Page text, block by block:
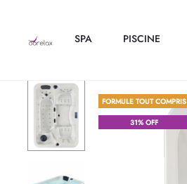
SPA PISCINE
FORMULE TOUT COMPRIS
31% OFF